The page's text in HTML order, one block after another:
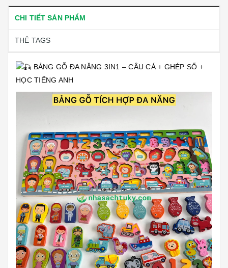
CHI TIẾT SẢN PHẨM
THẺ TAGS
BẢNG GỖ ĐA NĂNG 3IN1 – CÂU CÁ + GHÉP SỐ +
HỌC TIẾNG ANH